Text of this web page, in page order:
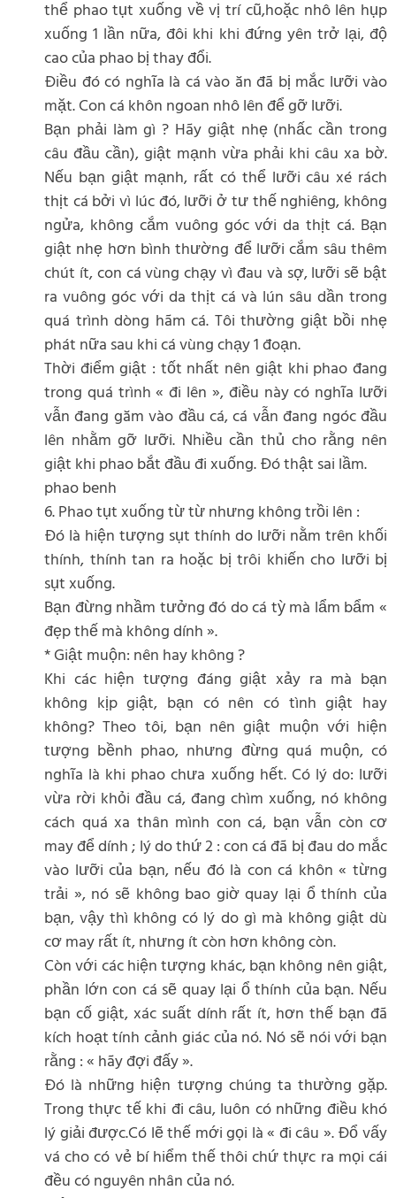
thể phao tụt xuống về vị trí cũ,hoặc nhô lên hụp
xuống 1 lần nữa, đôi khi khi đứng yên trở lại, độ
cao của phao bị thay đổi.
Điều đó có nghĩa là cá vào ăn đã bị mắc lưỡi vào
mặt. Con cá khôn ngoan nhô lên để gỡ lưỡi.
Bạn phải làm gì ? Hãy giật nhẹ (nhấc cần trong
câu đầu cần), giật mạnh vừa phải khi câu xa bờ.
Nếu bạn giật mạnh, rất có thể lưỡi câu xé rách
thịt cá bởi vì lúc đó, lưỡi ở tư thế nghiêng, không
ngửa, không cắm vuông góc với da thịt cá. Bạn
giật nhẹ hơn bình thường để lưỡi cắm sâu thêm
chút ít, con cá vùng chạy vì đau và sợ, lưỡi sẽ bật
ra vuông góc với da thịt cá và lún sâu dần trong
quá trình dòng hãm cá. Tôi thường giật bồi nhẹ
phát nữa sau khi cá vùng chạy 1 đoạn.
Thời điểm giật : tốt nhất nên giật khi phao đang
trong quá trình « đi lên », điều này có nghĩa lưỡi
vẫn đang găm vào đầu cá, cá vẫn đang ngóc đầu
lên nhằm gỡ lưỡi. Nhiều cần thủ cho rằng nên
giật khi phao bắt đầu đi xuống. Đó thật sai lầm.
phao benh
6. Phao tụt xuống từ từ nhưng không trồi lên :
Đó là hiện tượng sụt thính do lưỡi nằm trên khối
thính, thính tan ra hoặc bị trôi khiến cho lưỡi bị
sụt xuống.
Bạn đừng nhầm tưởng đó do cá tỳ mà lẩm bẩm «
đẹp thế mà không dính ».
* Giật muộn: nên hay không ?
Khi các hiện tượng đáng giật xảy ra mà bạn
không kịp giật, bạn có nên có tình giật hay
không? Theo tôi, bạn nên giật muộn với hiện
tượng bềnh phao, nhưng đừng quá muộn, có
nghĩa là khi phao chưa xuống hết. Có lý do: lưỡi
vừa rời khỏi đầu cá, đang chìm xuống, nó không
cách quá xa thân mình con cá, bạn vẫn còn cơ
may để dính ; lý do thứ 2 : con cá đã bị đau do mắc
vào lưỡi của bạn, nếu đó là con cá khôn « từng
trải », nó sẽ không bao giờ quay lại ổ thính của
bạn, vậy thì không có lý do gì mà không giật dù
cơ may rất ít, nhưng ít còn hơn không còn.
Còn với các hiện tượng khác, bạn không nên giật,
phần lớn con cá sẽ quay lại ổ thính của bạn. Nếu
bạn cố giật, xác suất dính rất ít, hơn thế bạn đã
kích hoạt tính cảnh giác của nó. Nó sẽ nói với bạn
rằng : « hãy đợi đấy ».
Đó là những hiện tượng chúng ta thường gặp.
Trong thực tế khi đi câu, luôn có những điều khó
lý giải được.Có lẽ thế mới gọi là « đi câu ». Đổ vấy
vá cho có vẻ bí hiểm thế thôi chứ thực ra mọi cái
đều có nguyên nhân của nó.